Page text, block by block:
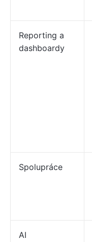
Reporting a
dashboardy
Spolupráce
AI